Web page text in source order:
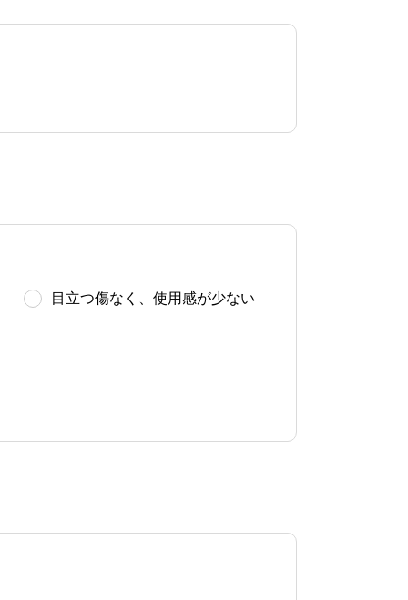
目立つ傷なく、使用感が少ない